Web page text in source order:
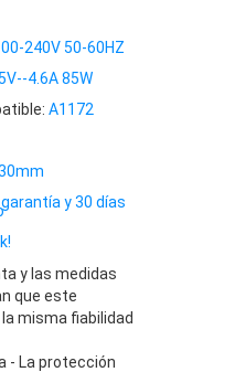
240V 50-60HZ
4.6A 85W
A1172
y 30 días
y las medidas
que este
misma fiabilidad
- La protección